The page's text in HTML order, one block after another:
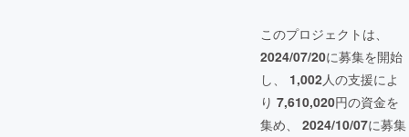
このプロジェクトは、
2024/07/20に募集を開始
し、 1,002人の支援によ
り 7,610,020円の資金を
集め、 2024/10/07に募集